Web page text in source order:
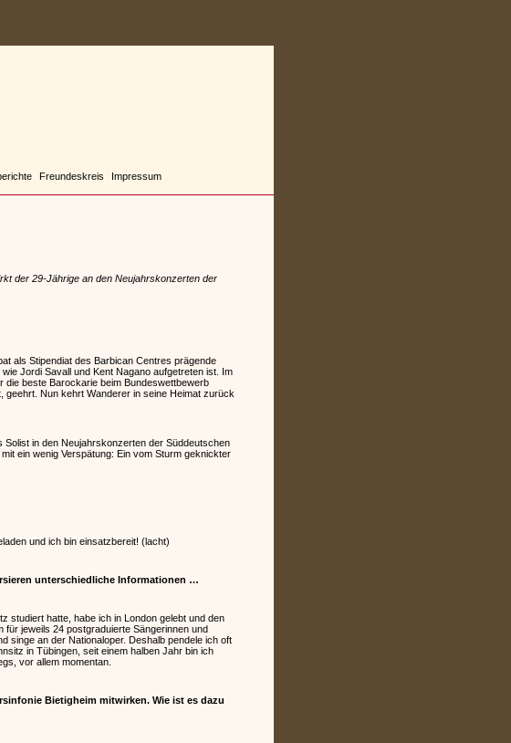
Freundeskreis Impressum
der 29-Jährige an den Neujahrskonzerten der
als Stipendiat des Barbican Centres prägende
Jordi Savall und Kent Nagano aufgetreten ist. Im
beste Barockarie beim Bundeswettbewerb
geehrt. Nun kehrt Wanderer in seine Heimat zurück
in den Neujahrskonzerten der Süddeutschen
ein wenig Verspätung: Ein vom Sturm geknickter
und ich bin einsatzbereit! (lacht)
unterschiedliche Informationen …
studiert hatte, habe ich in London gelebt und den
jeweils 24 postgraduierte Sängerinnen und
singe an der Nationaloper. Deshalb pendele ich oft
in Tübingen, seit einem halben Jahr bin ich
vor allem momentan.
Bietigheim mitwirken. Wie ist es dazu